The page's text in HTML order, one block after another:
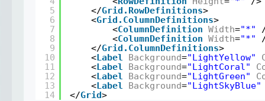
5
6
7
8
9
10
11
12
13
14
</Grid.RowDefinitions>
<Grid.ColumnDefinitions>
<ColumnDefinition Width="*"
<ColumnDefinition Width="*"
</Grid.ColumnDefinitions>
<Label Background="LightYellow"
<Label Background="LightCoral"
<Label Background="LightGreen"
<Label Background="LightSkyBlue"
</Grid>